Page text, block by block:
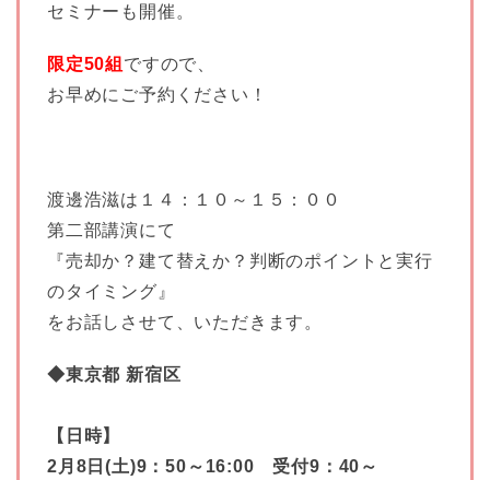
セミナーも開催。
限定50組 ですので、
お早めにご予約ください！
渡邊浩滋は１４：１０～１５：００
第二部講演にて
『売却か？建て替えか？判断のポイントと実行
のタイミング』
をお話しさせて、いただきます。
◆東京都 新宿区
【日時】
2月8日(土)9：50～16:00 受付9：40～